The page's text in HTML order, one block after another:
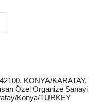
KONYA/KARATAY,
Özel Organize Sanayi
Konya/TURKEY